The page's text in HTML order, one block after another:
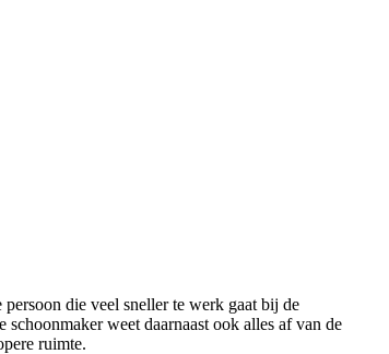
die veel sneller te werk gaat bij de
weet daarnaast ook alles af van de
ruimte.